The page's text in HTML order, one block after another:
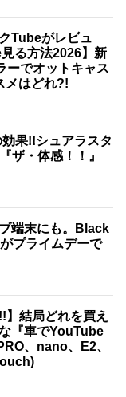
Tubeがレビュ
る方法2026】新
ーでオットキャス
メはどれ?!
果!!シュアラスタ
ザ・体感！！』
端末にも。Black
プライムデーで
】結局どれを買え
『車でYouTube
、nano、E2、